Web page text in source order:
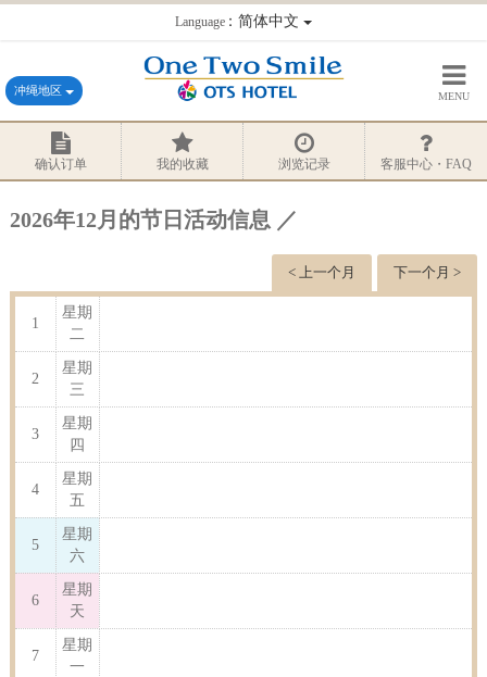
Language：简体中文
冲绳地区 MENU
确认订单 我的收藏 浏览记录 客服中心・FAQ
2026年12月的节日活动信息 ／
下一个月 >
< 上一个月
1
星期
二
2
星期
三
3
星期
四
4
星期
五
5
星期
六
6
星期
天
7
星期
一